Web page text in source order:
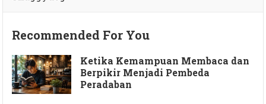
Recommended For You
Ketika Kemampuan Membaca dan
Berpikir Menjadi Pembeda
Peradaban